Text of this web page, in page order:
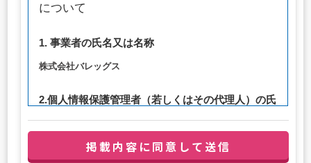
について
1. 事業者の氏名又は名称
株式会社バレッグス
2.個人情報保護管理者（若しくはその代理人）の氏
連絡先：privacy@balleggs.co.jp